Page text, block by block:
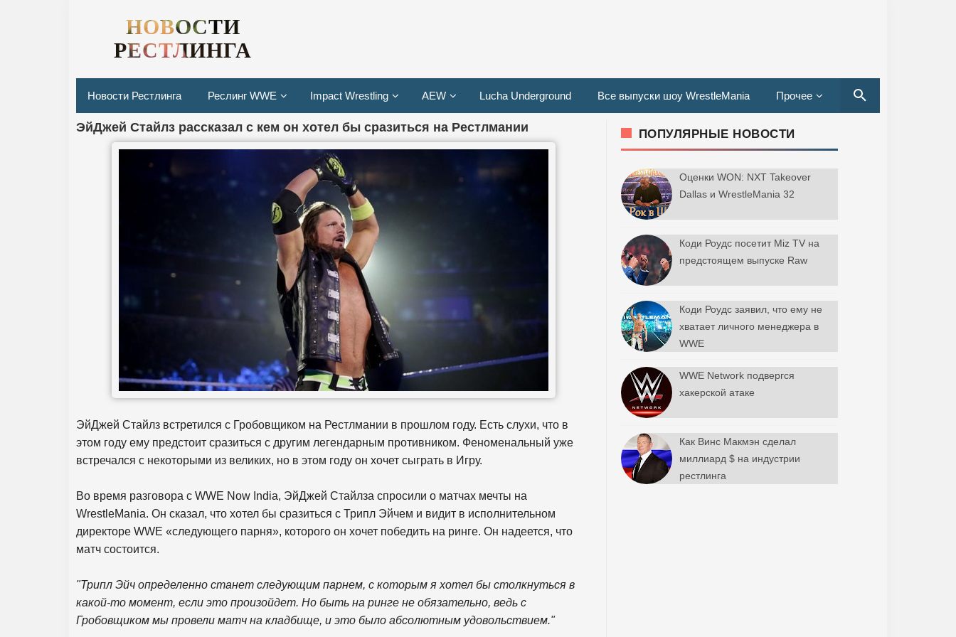
НОВОСТИ
РЕСТЛИНГА
Новости Рестлинга Реслинг WWE Impact Wrestling AEW Lucha Underground Все выпуски шоу WrestleMania Прочее
ЭйДжей Стайлз рассказал с кем он хотел бы сразиться на Рестлмании
ЭйДжей Стайлз встретился с Гробовщиком на Рестлмании в прошлом году. Есть слухи, что в
этом году ему предстоит сразиться с другим легендарным противником. Феноменальный уже
встречался с некоторыми из великих, но в этом году он хочет сыграть в Игру.
Во время разговора с WWE Now India, ЭйДжей Стайлза спросили о матчах мечты на
WrestleMania. Он сказал, что хотел бы сразиться с Трипл Эйчем и видит в исполнительном
директоре WWE «следующего парня», которого он хочет победить на ринге. Он надеется, что
матч состоится.
"Трипл Эйч определенно станет следующим парнем, с которым я хотел бы столкнуться в
какой-то момент, если это произойдет. Но быть на ринге не обязательно, ведь с
Гробовщиком мы провели матч на кладбище, и это было абсолютным удовольствием."
ПОПУЛЯРНЫЕ НОВОСТИ
Оценки WON: NXT Takeover
Dallas и WrestleMania 32
Коди Роудс посетит Miz TV на
предстоящем выпуске Raw
Коди Роудс заявил, что ему не
хватает личного менеджера в
WWE
WWE Network подвергся
хакерской атаке
Как Винс Макмэн сделал
миллиард $ на индустрии
рестлинга